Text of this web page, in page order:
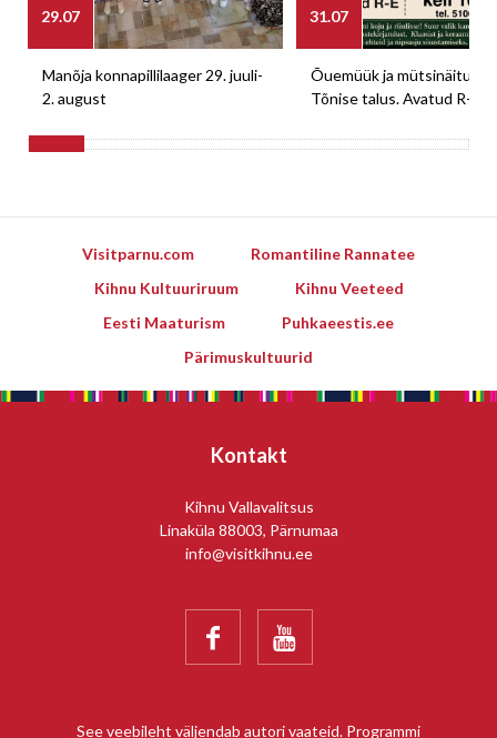
29.07
Manõja konnapillilaager 29. juuli-
2. august
31.07
Õuemüük ja mütsinäitus
Tõnise talus. Avatud R-E
Visitparnu.com
Romantiline Rannatee
Kihnu Kultuuriruum
Kihnu Veeteed
Eesti Maaturism
Puhkaeestis.ee
Pärimuskultuurid
Kontakt
Kihnu Vallavalitsus
Linaküla 88003, Pärnumaa
info@visitkihnu.ee
 
See veebileht väljendab autori vaateid. Programmi